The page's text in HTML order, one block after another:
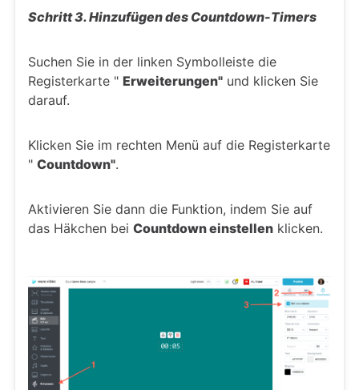
Schritt 3. Hinzufügen des Countdown-Timers
Suchen Sie in der linken Symbolleiste die
Registerkarte " Erweiterungen" und klicken Sie
darauf.
Klicken Sie im rechten Menü auf die Registerkarte
" Countdown".
Aktivieren Sie dann die Funktion, indem Sie auf
das Häkchen bei Countdown einstellen klicken.